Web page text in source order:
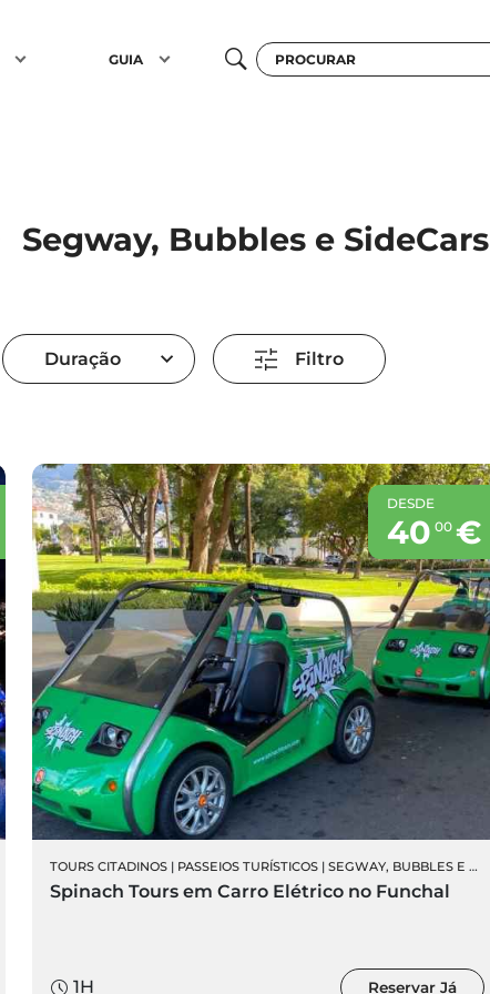
GUIA
Segway, Bubbles e SideCars
Duração Filtro
DESDE
40 00 €
TOURS CITADINOS | PASSEIOS TURÍSTICOS | SEGWAY, BUBBLES E SIDECARS
Spinach Tours em Carro Elétrico no Funchal
1H Reservar Já